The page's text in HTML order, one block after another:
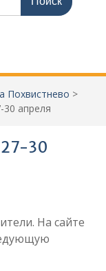
Похвистнево >
30 апреля
27-30
На сайте